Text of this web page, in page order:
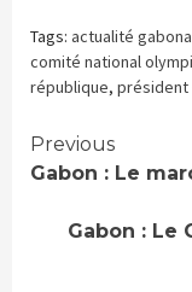
dans
une
nouvelle
fenêtre)
dans
une
nouvelle
fenêtre)
Tags: actualité
comité national
république, président
Continue
Previous
Gabon : Le
Gabon : Le